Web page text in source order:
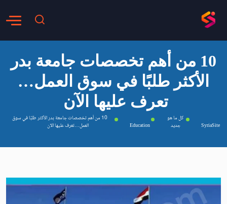
10 من أهم تخصصات جامعة بدر
الأكثر طلبًا في سوق العمل…
تعرف عليها الآن
SyriaSite
كل ما هو
جديد
Education
10 من أهم تخصصات جامعة بدر الأكثر طلبًا في سوق
العمل…تعرف عليها الآن